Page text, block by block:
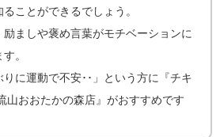
ることができるでしょう。
励ましや褒め言葉がモチベーションに
。
りに運動で不安･･」という方に『チキ
山おおたかの森店』がおすすめです